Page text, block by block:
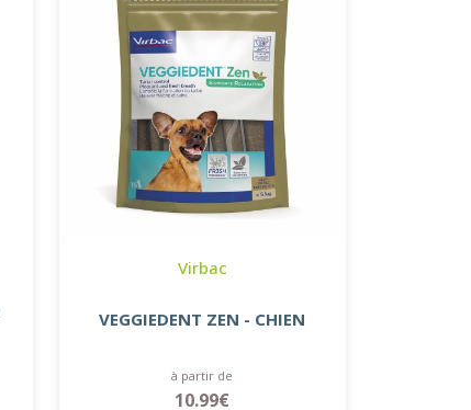
Virbac
VEGGIEDENT ZEN - CHIEN
à partir de
10.99€